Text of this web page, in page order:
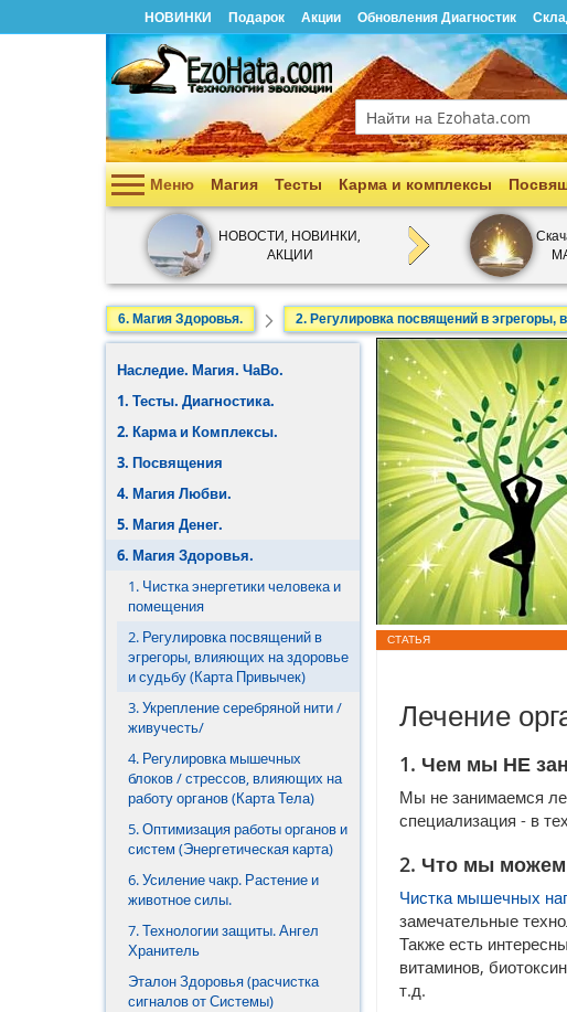
НОВИНКИ Подарок Акции Обновления Диагностик
Поиск
Меню
Наследие. Магия. ЧаВо.
1. Тесты. Диагностика.
2. Карма и Комплексы.
3. Посвящения
4. Магия Любви.
5. Магия Денег.
7. Магия Развития
8. Артефакты Галактики.
9. Мандалы.
Магия Тесты Карма и комплексы
НОВОСТИ, НОВИНКИ,
АКЦИИ
6. Магия Здоровья. 2. Регулировка посвящений в
СТАТЬЯ
Лечение
1. Чем мы НЕ
Мы не занимаемся
специализация - в
2. Что мы можем
Чистка мышечных
замечательные
Также есть
витаминов,
т.д.
Наследие. Магия. ЧаВо.
1. Тесты. Диагностика.
2. Карма и Комплексы.
3. Посвящения
4. Магия Любви.
5. Магия Денег.
6. Магия Здоровья.
1. Чистка энергетики человека и
помещения
2. Регулировка посвящений в
эгрегоры, влияющих на здоровье
и судьбу (Карта Привычек)
3. Укрепление серебряной нити /
живучесть/
4. Регулировка мышечных
блоков / стрессов, влияющих на
работу органов (Карта Тела)
5. Оптимизация работы органов и
систем (Энергетическая карта)
6. Усиление чакр. Растение и
животное силы.
7. Технологии защиты. Ангел
Хранитель
Эталон Здоровья (расчистка
сигналов от Системы)